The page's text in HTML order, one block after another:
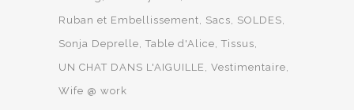
Ruban et Embellissement
Sacs
SOLDES
Sonja Deprelle Table d'Alice Tissus
UN CHAT DANS L'AIGUILLE Vestimentaire
Wife @ work